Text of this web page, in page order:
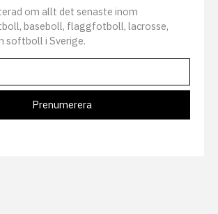
om allt det senaste inom
baseboll, flaggfotboll, lacrosse,
softboll i Sverige.